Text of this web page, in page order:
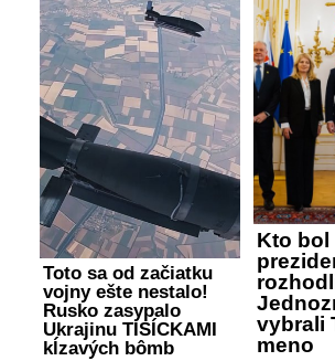
Toto sa od začiatku
vojny ešte nestalo!
Rusko zasypalo
Ukrajinu TISÍCKAMI
kĺzavých bômb
Kto bol
vybrali
meno